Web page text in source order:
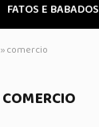
FATOS E BABADOS
»comercio
COMERCIO